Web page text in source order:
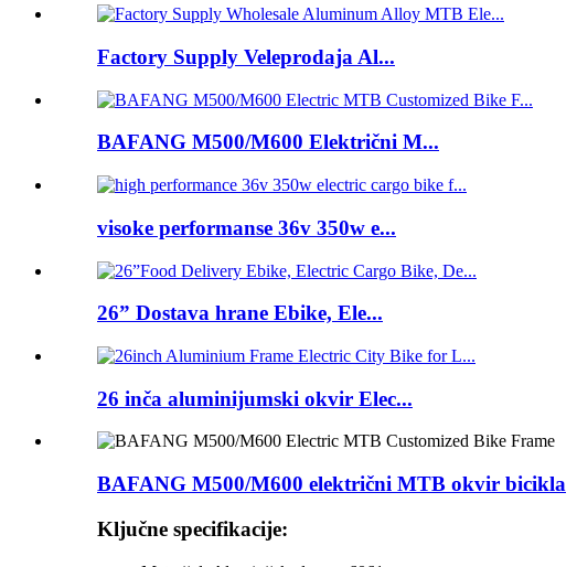
Factory Supply Veleprodaja Al...
BAFANG M500/M600 Električni M...
visoke performanse 36v 350w e...
26” Dostava hrane Ebike, Ele...
26 inča aluminijumski okvir Elec...
BAFANG M500/M600 električni MTB okvir bicikla
Ključne specifikacije: